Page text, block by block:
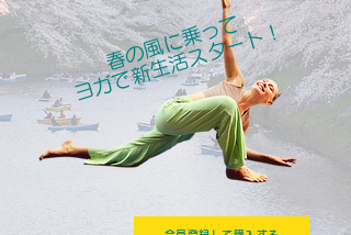
春の風に乗って
ヨガで新生活スタート！​​